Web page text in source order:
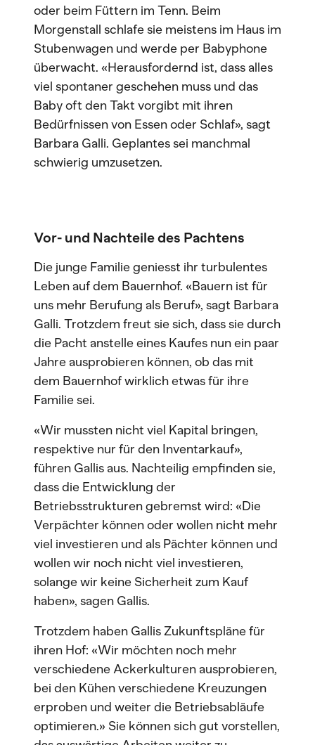
oder beim Füttern im Tenn. Beim
Morgenstall schlafe sie meistens im Haus im
Stubenwagen und werde per Babyphone
überwacht. «Herausfordernd ist, dass alles
viel spontaner geschehen muss und das
Baby oft den Takt vorgibt mit ihren
Bedürfnissen von Essen oder Schlaf», sagt
Barbara Galli. Geplantes sei manchmal
schwierig umzusetzen.
Vor- und Nachteile des Pachtens
Die junge Familie geniesst ihr turbulentes
Leben auf dem Bauernhof. «Bauern ist für
uns mehr Berufung als Beruf», sagt Barbara
Galli. Trotzdem freut sie sich, dass sie durch
die Pacht anstelle eines Kaufes nun ein paar
Jahre ausprobieren können, ob das mit
dem Bauernhof wirklich etwas für ihre
Familie sei.
«Wir mussten nicht viel Kapital bringen,
respektive nur für den Inventarkauf»,
führen Gallis aus. Nachteilig empfinden sie,
dass die Entwicklung der
Betriebsstrukturen gebremst wird: «Die
Verpächter können oder wollen nicht mehr
viel investieren und als Pächter können und
wollen wir noch nicht viel investieren,
solange wir keine Sicherheit zum Kauf
haben», sagen Gallis.
Trotzdem haben Gallis Zukunftspläne für
ihren Hof: «Wir möchten noch mehr
verschiedene Ackerkulturen ausprobieren,
bei den Kühen verschiedene Kreuzungen
erproben und weiter die Betriebsabläufe
optimieren.» Sie können sich gut vorstellen,